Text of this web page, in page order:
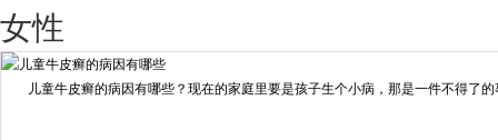
我要咨询
擅长： 王艳琼 门诊主任 专家介绍：毕业于川北医学院...
预约量
女性
儿童牛皮癣的病因有哪些？现在的家庭里要是孩子生个小病，那是一件不得了的